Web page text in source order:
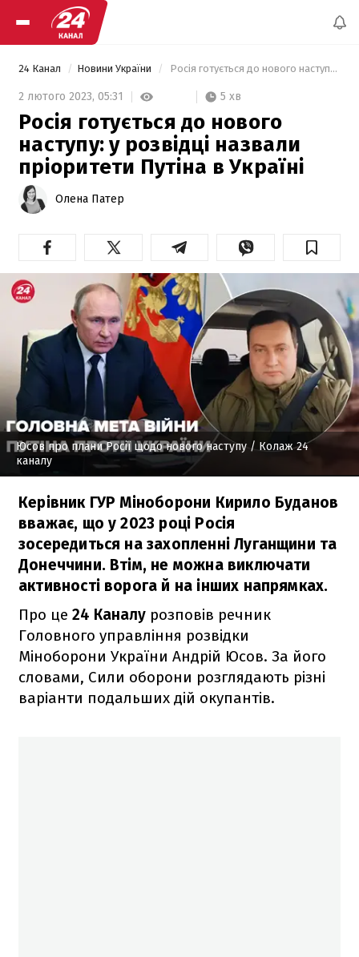
24 Канал Новини України Росія готується до нового наступу: у розвідці назвали пріоритети Путіна в Україні
2 лютого 2023, 05:31 5 хв
Росія готується до нового
наступу: у розвідці назвали
пріоритети Путіна в Україні
Олена Патер
Юсов про плани Росії щодо нового наступу/ Колаж 24
каналу
Керівник ГУР Міноборони Кирило Буданов
вважає, що у 2023 році Росія
зосередиться на захопленні Луганщини та
Донеччини. Втім, не можна виключати
активності ворога й на інших напрямках.
Про це 24 Каналу розповів речник
Головного управління розвідки
Міноборони України Андрій Юсов. За його
словами, Сили оборони розглядають різні
варіанти подальших дій окупантів.